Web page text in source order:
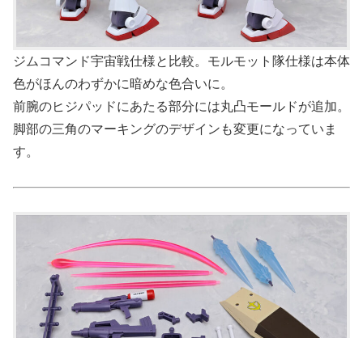
ジムコマンド宇宙戦仕様と比較。モルモット隊仕様は本体
色がほんのわずかに暗めな色合いに。
前腕のヒジパッドにあたる部分には丸凸モールドが追加。
脚部の三角のマーキングのデザインも変更になっていま
す。